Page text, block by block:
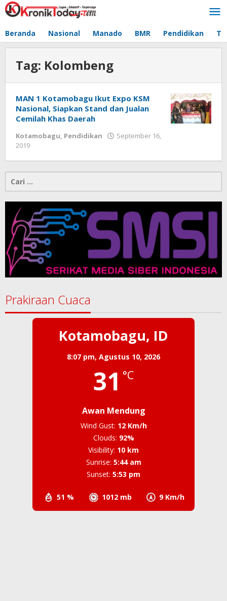
Lewati
ke
Beranda Nasional Manado BMR Pendidikan
Tag: Kolombeng
MAN 1 Kotamobagu Ikut Expo KSM
Nasional, Siapkan Stand dan Jualan
Cemilah Khas Daerah
Kotamobagu, Pendidikan
September 16,
2019
Cari
untuk:
Prakiraan Cuaca
Kotamobagu, ID
8:07 pm, Agustus 10, 2026
31 °C
Awan Mendung
51 % 1012 mb 9 Km/h
Wind Gust: 12 Km/h
Clouds: 92%
Visibility: 10 km
Sunrise: 5:44 am
Sunset: 5:53 pm